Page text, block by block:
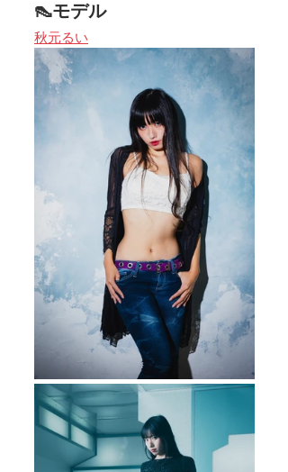
👠モデル
秋元るい